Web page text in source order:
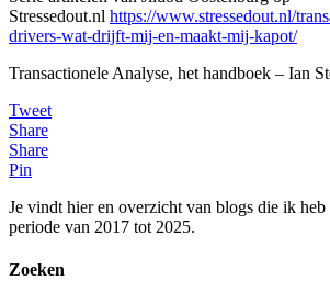
Stressedout.nl https://www.stressedout.nl/
drivers-wat-drijft-mij-en-maakt-mij-kapot/
Transactionele Analyse, het handboek – Ian
Tweet
Share
Share
Pin
Je vindt hier en overzicht van blogs die ik heb
periode van 2017 tot 2025.
Zoeken